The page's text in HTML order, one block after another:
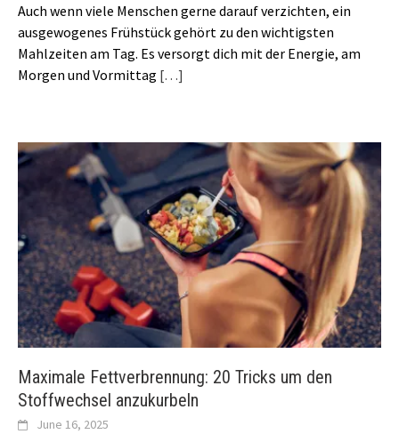
Auch wenn viele Menschen gerne darauf verzichten, ein
ausgewogenes Frühstück gehört zu den wichtigsten
Mahlzeiten am Tag. Es versorgt dich mit der Energie, am
Morgen und Vormittag […]
Maximale Fettverbrennung: 20 Tricks um den
Stoffwechsel anzukurbeln
June 16, 2025